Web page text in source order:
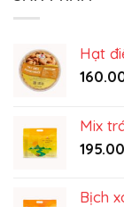
Hạt
Mix
Bịch